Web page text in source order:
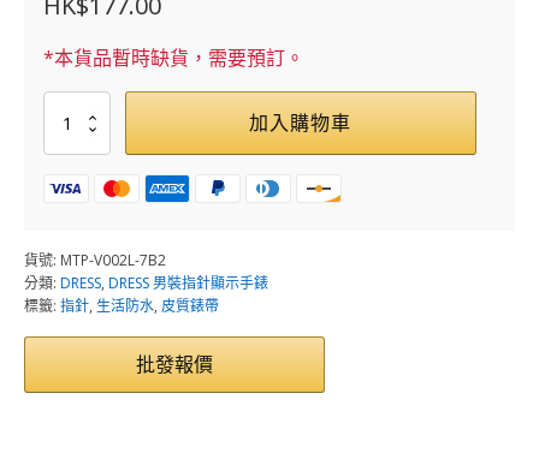
*本貨品暫時缺貨，需要預訂。
MTP-
V002L-
7B2
數
加入購物車
貨號: MTP-V002L-7B2
分類: DRESS, DRESS 男裝指針顯示手錶
標籤: 指針, 生活防水, 皮質錶帶
批發報價